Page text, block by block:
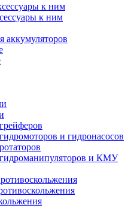
к ним
к ним
аккумуляторов
и гидронасосов
гидроманипуляторов и КМУ